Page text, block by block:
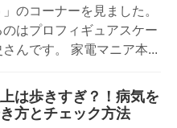
のコーナーを見ました。
はプロフィギュアスケー
んです。 家電マニア本...
は歩きすぎ？！病気を
方とチェック方法